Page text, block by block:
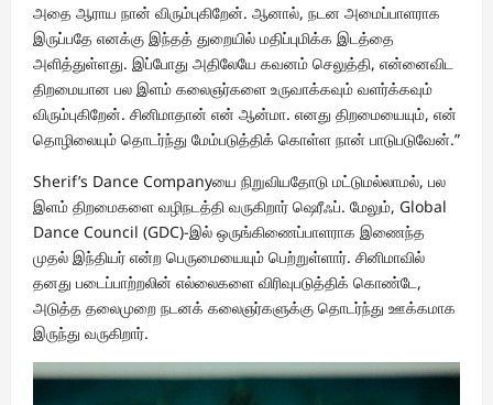
அதை ஆராய நான் விரும்புகிறேன். ஆனால், நடன அமைப்பாளராக
இருப்பதே எனக்கு இந்தத் துறையில் மதிப்புமிக்க இடத்தை
அளித்துள்ளது. இப்போது அதிலேயே கவனம் செலுத்தி, என்னைவிட
திறமையான பல இளம் கலைஞர்களை உருவாக்கவும் வளர்க்கவும்
விரும்புகிறேன். சினிமாதான் என் ஆன்மா. எனது திறமையையும், என்
தொழிலையும் தொடர்ந்து மேம்படுத்திக் கொள்ள நான் பாடுபடுவேன்.”
Sherif’s Dance Companyயை நிறுவியதோடு மட்டுமல்லாமல், பல
இளம் திறமைகளை வழிநடத்தி வருகிறார் ஷெரீஃப். மேலும், Global
Dance Council (GDC)-இல் ஒருங்கிணைப்பாளராக இணைந்த
முதல் இந்தியர் என்ற பெருமையையும் பெற்றுள்ளார். சினிமாவில்
தனது படைப்பாற்றலின் எல்லைகளை விரிவுபடுத்திக் கொண்டே,
அடுத்த தலைமுறை நடனக் கலைஞர்களுக்கு தொடர்ந்து ஊக்கமாக
இருந்து வருகிறார்.